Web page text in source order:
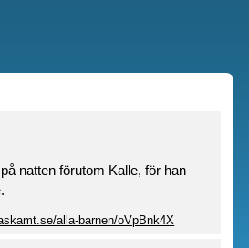
natten förutom Kalle, för han
alla-barnen/oVpBnk4X